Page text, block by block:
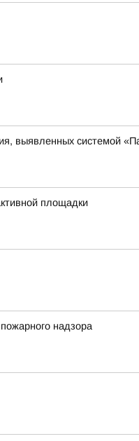
выявленных системой
площадки
надзора